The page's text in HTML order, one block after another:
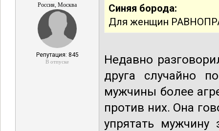
Россия, Москва
Репутация: 845
В отпуске
Синяя борода:
Для женщин
Недавно
друга случайно
мужчины более
против них. Она
упрятать мужчину